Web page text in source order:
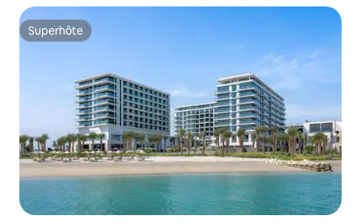
Superhôte
Superhôte